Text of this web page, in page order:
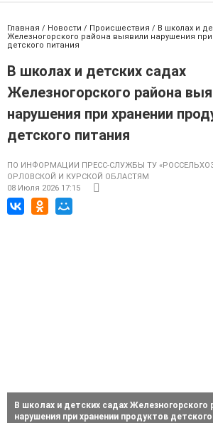
Главная / Новости / Происшествия / В школах и
Железногорского района выявили нарушения при
детского питания
В школах и детских садах
Железногорского района
нарушения при хранении
детского питания
ПО ИНФОРМАЦИИ ПРЕСС-СЛУЖБЫ ТУ
ОРЛОВСКОЙ И КУРСКОЙ ОБЛАСТЯМ
08 Июля 2026 17:15
В школах и детских садах Железногорского
нарушения при хранении продуктов